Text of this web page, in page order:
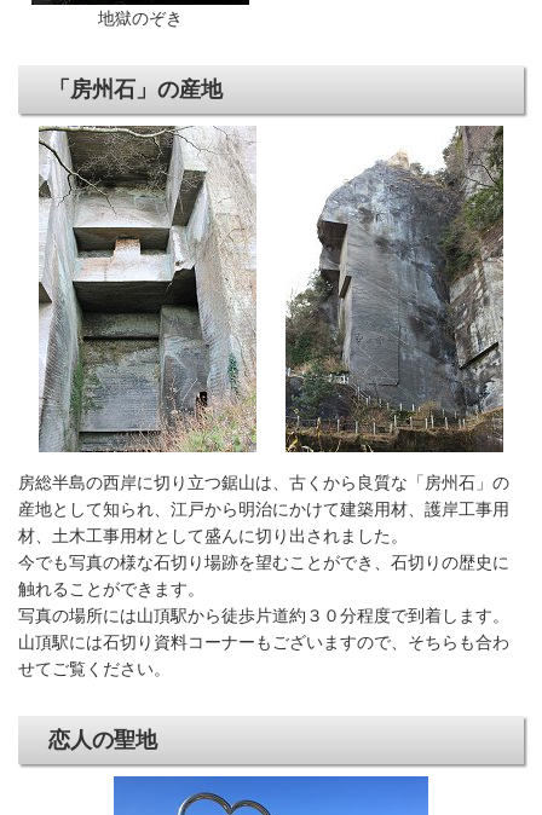
地獄のぞき
「房州石」の産地
房総半島の西岸に切り立つ鋸山は、古くから良質な「房州石」の
産地として知られ、江戸から明治にかけて建築用材、護岸工事用
材、土木工事用材として盛んに切り出されました。
今でも写真の様な石切り場跡を望むことができ、石切りの歴史に
触れることができます。
写真の場所には山頂駅から徒歩片道約３０分程度で到着します。
山頂駅には石切り資料コーナーもございますので、そちらも合わ
せてご覧ください。
恋人の聖地